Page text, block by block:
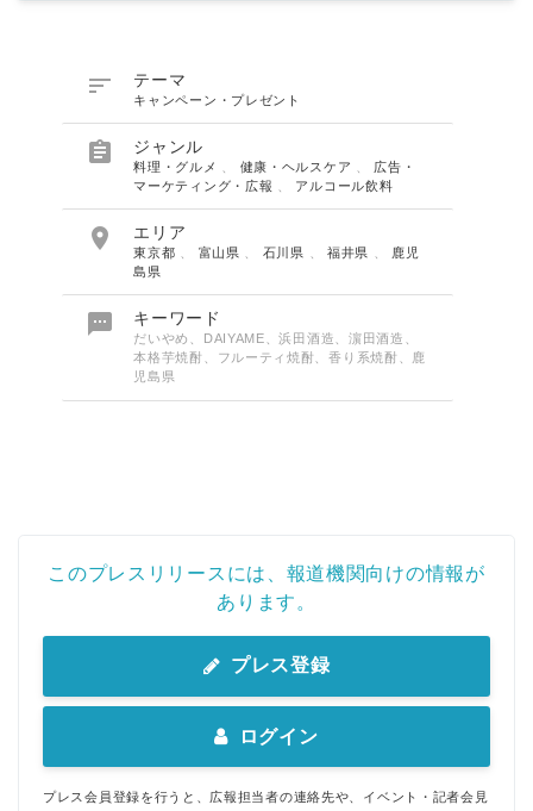
 テーマ
キャンペーン・プレゼント
 ジャンル
料理・グルメ 健康・ヘルスケア
広告・
マーケティング・広報
アルコール飲料
 エリア
東京都 富山県 石川県 福井県
鹿児
島県
 キーワード
だいやめ、DAIYAME、浜田酒造、濵田酒造、
本格芋焼酎、フルーティ焼酎、香り系焼酎、鹿
児島県
このプレスリリースには、報道機関向けの情報が
あります。
プレス登録
ログイン
プレス会員登録を行うと、広報担当者の連絡先や、イベント・記者会見